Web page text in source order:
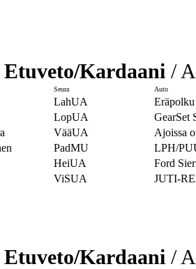
Etuveto/Kardaani /
Seura
Auto
LahUA
LopUA GearSet
VääUA Ajoissa
PadMU LPH/
HeiUA Ford
ViSUA JUTI-
Etuveto/Kardaani /